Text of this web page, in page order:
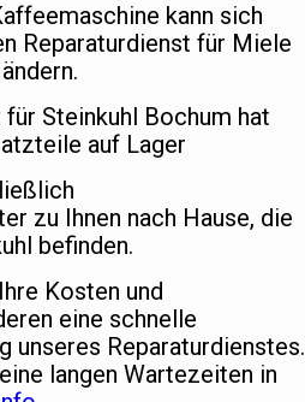
kann sich
Reparaturdienst für Miele
Steinkuhl Bochum hat
auf Lager
zu Ihnen nach Hause, die
befinden.
Kosten und
eine schnelle
unseres Reparaturdienstes.
langen Wartezeiten in